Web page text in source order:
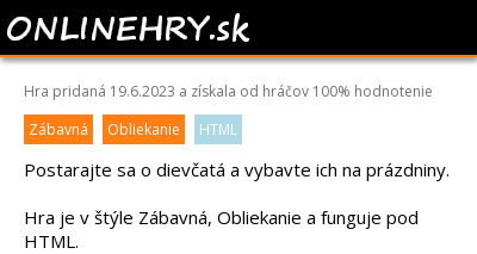
DESIGN WITH ME
Hra pridaná 19.6.2023 a získala od hráčov 100% hodnotenie
Zábavná
Obliekanie HTML
Postarajte sa o dievčatá a vybavte ich na prázdniny.
Hra je v štýle Zábavná, Obliekanie a funguje pod
HTML.